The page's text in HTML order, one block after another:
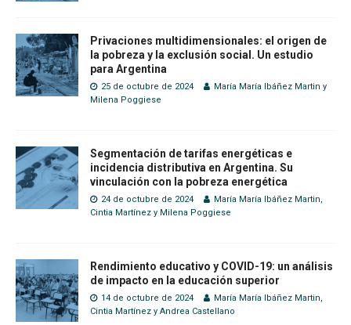
Privaciones multidimensionales: el origen de
la pobreza y la exclusión social. Un estudio
para Argentina
25 de octubre de 2024 María María Ibáñez Martin y
Milena Poggiese
Segmentación de tarifas energéticas e
incidencia distributiva en Argentina. Su
vinculación con la pobreza energética
24 de octubre de 2024 María María Ibáñez Martin,
Cintia Martínez y Milena Poggiese
Rendimiento educativo y COVID-19: un análisis
de impacto en la educación superior
14 de octubre de 2024 María María Ibáñez Martin,
Cintia Martínez y Andrea Castellano